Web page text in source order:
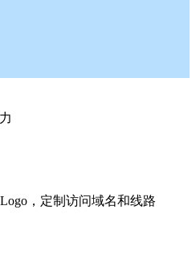
，定制访问域名和线路